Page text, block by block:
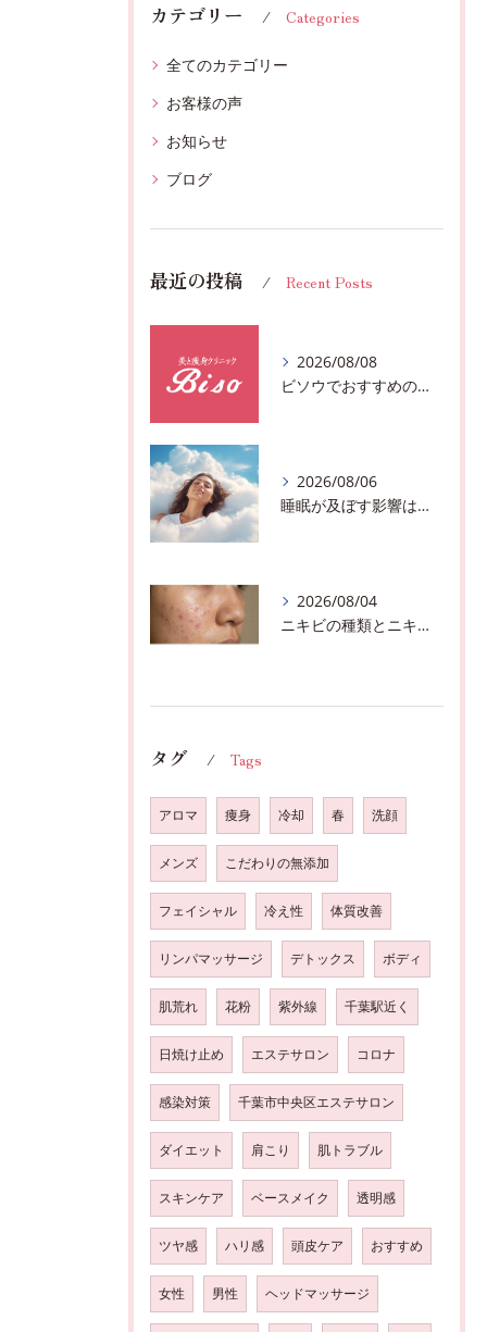
カテゴリー Categories
全てのカテゴリー
お客様の声
お知らせ
ブログ
最近の投稿 Recent Posts
2026/08/08
ビソウでおすすめのフェースビューティーの洗顔♪千葉市中央区フルハンドで体質、姿勢改善！！
2026/08/06
睡眠が及ぼす影響は？千葉市おすすめメニュー全身リンパマッサージで全身スッキリ♪
2026/08/04
ニキビの種類とニキビを作らないスキンケア方法♪千葉市中央区フェイシャルエステサロン
タグ Tags
アロマ 痩身 冷却 春 洗顔
メンズ こだわりの無添加
フェイシャル 冷え性 体質改善
リンパマッサージ デトックス ボディ
肌荒れ 花粉 紫外線 千葉駅近く
日焼け止め エステサロン コロナ
感染対策 千葉市中央区エステサロン
ダイエット 肩こり 肌トラブル
スキンケア ベースメイク 透明感
ツヤ感 ハリ感 頭皮ケア おすすめ
女性 男性 ヘッドマッサージ